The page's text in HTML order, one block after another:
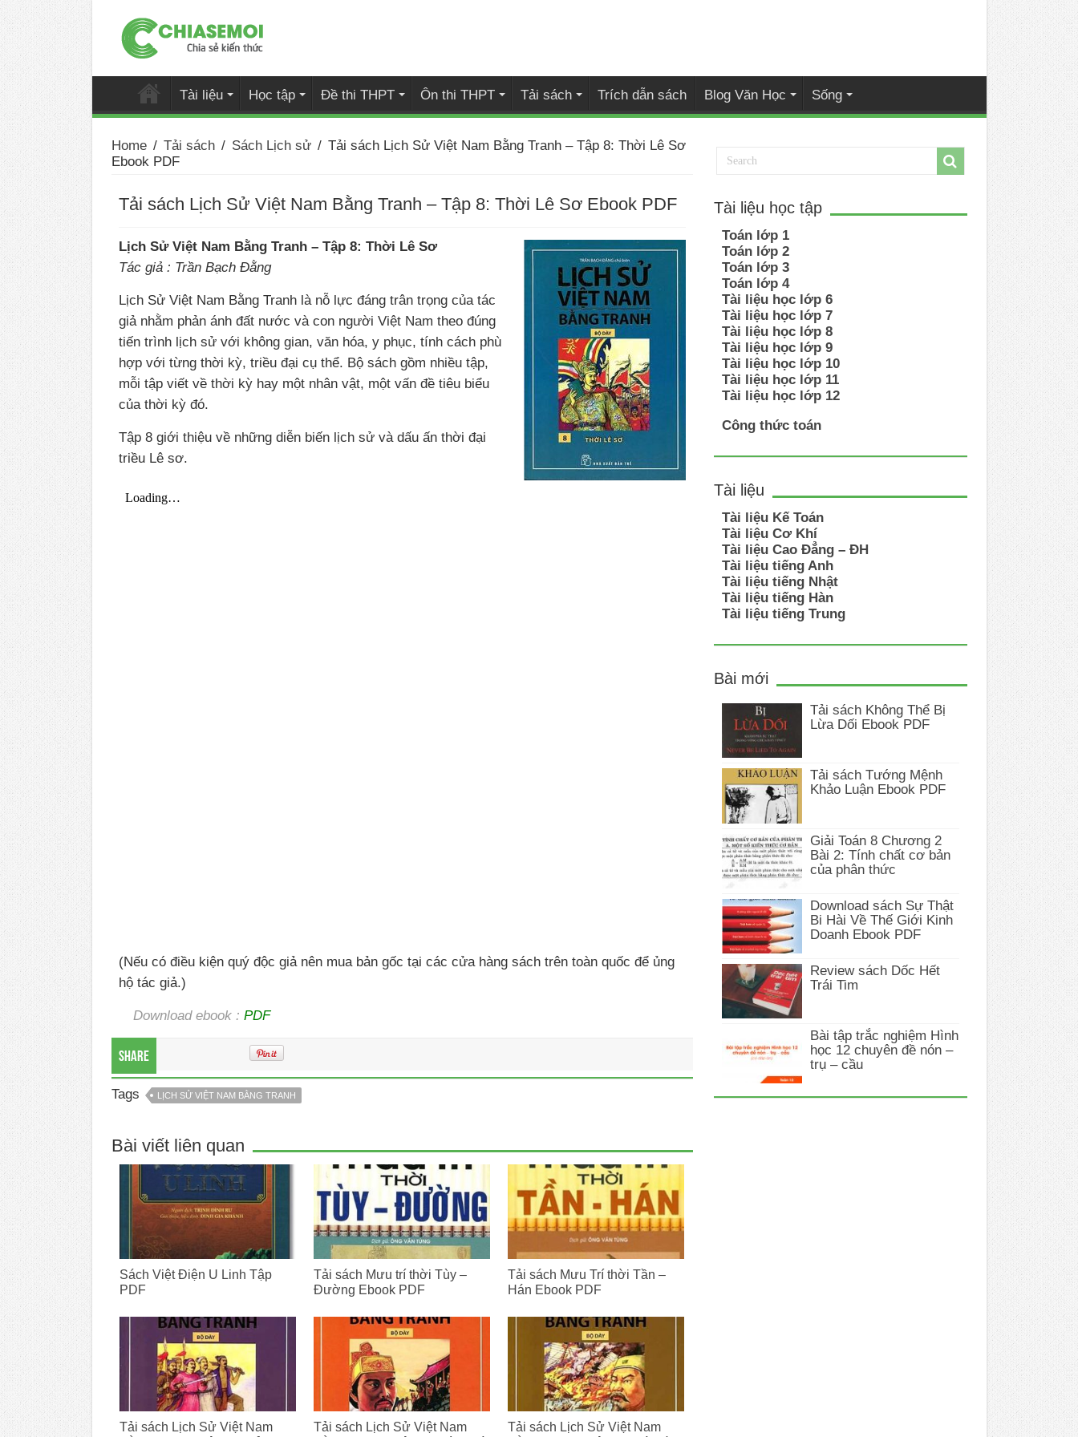
Tài liệu Học tập Đề thi THPT Ôn thi THPT Tải sách Trích dẫn sách Blog Văn Học Sống
Home / Tải sách / Sách Lịch sử / Tải sách Lịch Sử Việt Nam Bằng Tranh – Tập 8: Thời Lê Sơ
Ebook PDF
Tải sách Lịch Sử Việt Nam Bằng Tranh – Tập 8: Thời Lê Sơ Ebook PDF
Lịch Sử Việt Nam Bằng Tranh – Tập 8: Thời Lê Sơ
Tác giả : Trần Bạch Đằng
Lịch Sử Việt Nam Bằng Tranh là nỗ lực đáng trân trọng của tác
giả nhằm phản ánh đất nước và con người Việt Nam theo đúng
tiến trình lịch sử với không gian, văn hóa, y phục, tính cách phù
hợp với từng thời kỳ, triều đại cụ thể. Bộ sách gồm nhiều tập,
mỗi tập viết về thời kỳ hay một nhân vật, một vấn đề tiêu biểu
của thời kỳ đó.
Tập 8 giới thiệu về những diễn biến lịch sử và dấu ấn thời đại
triều Lê sơ.
(Nếu có điều kiện quý độc giả nên mua bản gốc tại các cửa hàng sách trên toàn quốc để ủng
hộ tác giả.)
Download ebook : PDF
Share
Tags LỊCH SỬ VIỆT NAM BẰNG TRANH
Bài viết liên quan
Sách Việt Điện U Linh Tập
PDF
Tải sách Mưu trí thời Tùy –
Đường Ebook PDF
Tải sách Mưu Trí thời Tần –
Hán Ebook PDF
Tải sách Lịch Sử Việt Nam
Tải sách Lịch Sử Việt Nam
Tải sách Lịch Sử Việt Nam
Tài liệu học tập
Toán lớp 1
Toán lớp 2
Toán lớp 3
Toán lớp 4
Tài liệu học lớp 6
Tài liệu học lớp 7
Tài liệu học lớp 8
Tài liệu học lớp 9
Tài liệu học lớp 10
Tài liệu học lớp 11
Tài liệu học lớp 12
Công thức toán
Tài liệu
Tài liệu Kế Toán
Tài liệu Cơ Khí
Tài liệu Cao Đẳng – ĐH
Tài liệu tiếng Anh
Tài liệu tiếng Nhật
Tài liệu tiếng Hàn
Tài liệu tiếng Trung
Bài mới
Tải sách Không Thể Bị
Lừa Dối Ebook PDF
Tải sách Tướng Mệnh
Khảo Luận Ebook PDF
Giải Toán 8 Chương 2
Bài 2: Tính chất cơ bản
của phân thức
Download sách Sự Thật
Bi Hài Về Thế Giới Kinh
Doanh Ebook PDF
Review sách Dốc Hết
Trái Tim
Bài tập trắc nghiệm Hình
học 12 chuyên đề nón –
trụ – cầu